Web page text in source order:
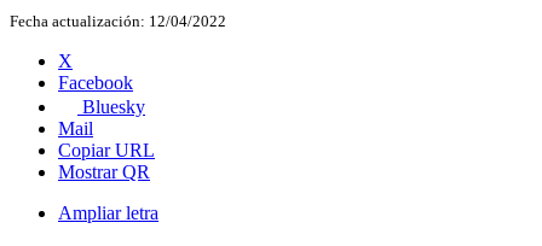
Fecha actualización: 12/04/2022
X
Facebook
Bluesky
Mail
Copiar URL
Mostrar QR
Ampliar letra